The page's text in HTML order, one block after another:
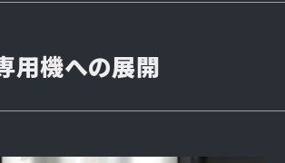
用機への展開